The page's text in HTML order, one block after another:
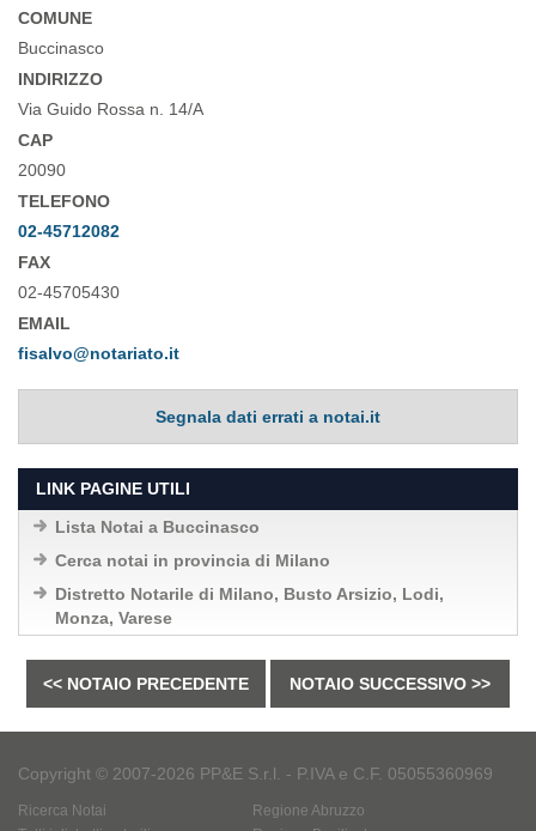
COMUNE
Buccinasco
INDIRIZZO
Via Guido Rossa n. 14/A
CAP
20090
TELEFONO
02-45712082
FAX
02-45705430
EMAIL
fisalvo@notariato.it
Segnala dati errati a notai.it
LINK PAGINE UTILI
Lista Notai a Buccinasco
Cerca notai in provincia di Milano
Distretto Notarile di Milano, Busto Arsizio, Lodi,
Monza, Varese
<< NOTAIO PRECEDENTE NOTAIO SUCCESSIVO >>
Copyright © 2007-2026 PP&E S.r.l. - P.IVA e C.F. 05055360969
Ricerca Notai
Regione Abruzzo